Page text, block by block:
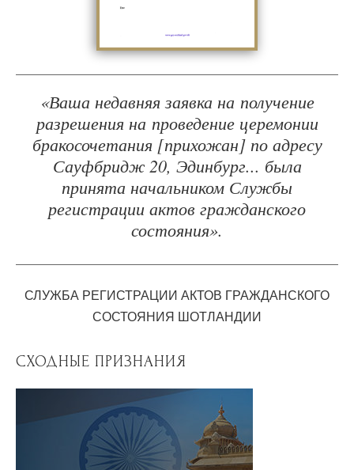
«Ваша недавняя заявка на получение
разрешения на проведение церемонии
бракосочетания [прихожан] по адресу
Сауфбридж 20, Эдинбург... была
принята начальником Службы
регистрации актов гражданского
состояния».
СЛУЖБА РЕГИСТРАЦИИ АКТОВ ГРАЖДАНСКОГО
СОСТОЯНИЯ ШОТЛАНДИИ
СХОДНЫЕ ПРИЗНАНИЯ